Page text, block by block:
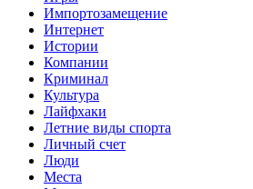
Импортозамещение
Интернет
Истории
Компании
Криминал
Культура
Лайфхаки
Летние виды спорта
Личный счет
Люди
Места